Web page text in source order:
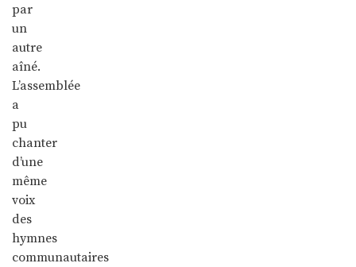
par
un
autre
aîné.
L’assemblée
a
pu
chanter
d’une
même
voix
des
hymnes
communautaires